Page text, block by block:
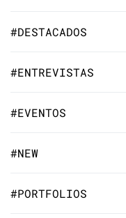
#DESTACADOS
#ENTREVISTAS
#EVENTOS
#NEW
#PORTFOLIOS